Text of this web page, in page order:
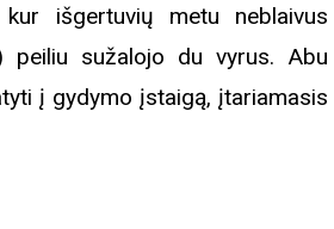
kur išgertuvių metu neblaivus
peiliu sužalojo du vyrus. Abu
į gydymo įstaigą, įtariamasis